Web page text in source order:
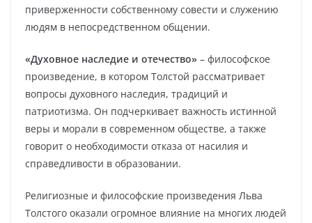
приверженности собственному совести и служению
людям в непосредственном общении.
«Духовное наследие и отечество» – философское
произведение, в котором Толстой рассматривает
вопросы духовного наследия, традиций и
патриотизма. Он подчеркивает важность истинной
веры и морали в современном обществе, а также
говорит о необходимости отказа от насилия и
справедливости в образовании.
Религиозные и философские произведения Льва
Толстого оказали огромное влияние на многих людей